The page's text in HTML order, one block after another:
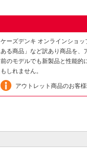
ケーズデンキ オンラインショ
ある商品」など訳あり商品を、
前のモデルでも新製品と性能的
もしれません。
アウトレット商品のお客